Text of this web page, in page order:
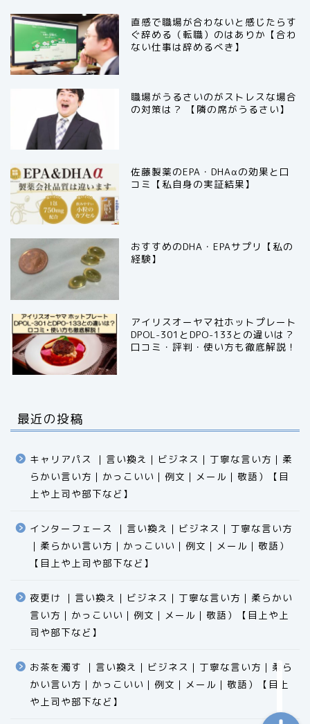
直感で職場が合わないと感じたらす
ぐ辞める（転職）のはありか【合わ
ない仕事は辞めるべき】
職場がうるさいのがストレスな場合
の対策は？ 【隣の席がうるさい】
佐藤製薬のEPA・DHAαの効果と口
コミ【私自身の実証結果】
おすすめのDHA・EPAサプリ【私の
経験】
アイリスオーヤマ社ホットプレート
DPOL-301とDPO-133との違いは？
口コミ・評判・使い方も徹底解説！
最近の投稿
キャリアパス ｜言い換え｜ビジネス｜丁寧な言い方｜柔
らかい言い方｜かっこいい｜例文｜メール｜敬語）【目
上や上司や部下など】​​​​​​​​​​​​​​​​
インターフェース ｜言い換え｜ビジネス｜丁寧な言い方
｜柔らかい言い方｜かっこいい｜例文｜メール｜敬語）
【目上や上司や部下など】​​​​​​​​​​​​​​​​
夜更け ｜言い換え｜ビジネス｜丁寧な言い方｜柔らかい
言い方｜かっこいい｜例文｜メール｜敬語）【目上や上
司や部下など】​​​​​​​​​​​​​​​​
お茶を濁す ｜言い換え｜ビジネス｜丁寧な言い方｜柔ら
かい言い方｜かっこいい｜例文｜メール｜敬語）【目上
や上司や部下など】​​​​​​​​​​​​​​​​
食品
科学
ビジネス用語